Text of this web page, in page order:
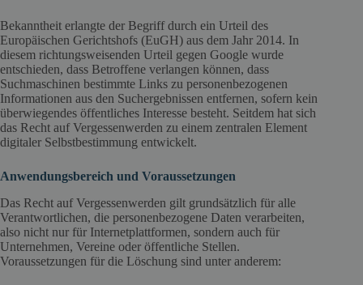
Bekanntheit erlangte der Begriff durch ein Urteil des
Europäischen Gerichtshofs (EuGH) aus dem Jahr 2014. In
diesem richtungsweisenden Urteil gegen Google wurde
entschieden, dass Betroffene verlangen können, dass
Suchmaschinen bestimmte Links zu personenbezogenen
Informationen aus den Suchergebnissen entfernen, sofern kein
überwiegendes öffentliches Interesse besteht. Seitdem hat sich
das Recht auf Vergessenwerden zu einem zentralen Element
digitaler Selbstbestimmung entwickelt.
Anwendungsbereich und Voraussetzungen
Das Recht auf Vergessenwerden gilt grundsätzlich für alle
Verantwortlichen, die personenbezogene Daten verarbeiten,
also nicht nur für Internetplattformen, sondern auch für
Unternehmen, Vereine oder öffentliche Stellen.
Voraussetzungen für die Löschung sind unter anderem: